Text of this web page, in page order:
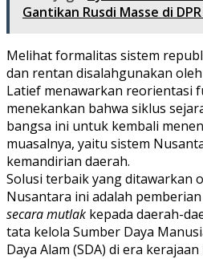
Gantikan Rusdi Masse di DPR
Melihat formalitas sistem
dan rentan disalahgunakan
Latief menawarkan reorientasi
menekankan bahwa siklus
bangsa ini untuk kembali
muasalnya, yaitu sistem
kemandirian daerah.
Solusi terbaik yang ditawarkan
Nusantara ini adalah pemberian
secara mutlak kepada daerah-
tata kelola Sumber Daya
Daya Alam (SDA) di era